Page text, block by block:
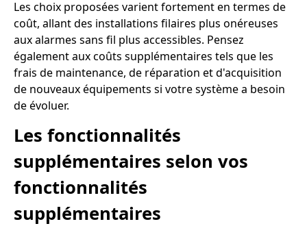
Les choix proposées varient fortement en termes de
coût, allant des installations filaires plus onéreuses
aux alarmes sans fil plus accessibles. Pensez
également aux coûts supplémentaires tels que les
frais de maintenance, de réparation et d'acquisition
de nouveaux équipements si votre système a besoin
de évoluer.
Les fonctionnalités
supplémentaires selon vos
fonctionnalités
supplémentaires